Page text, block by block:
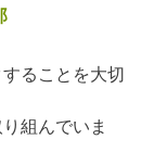
ることを大切
組んでいま